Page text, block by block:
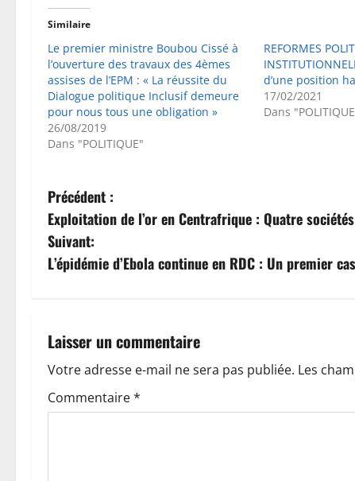
Similaire
Le premier ministre Boubou Cissé à
l’ouverture des travaux des 4èmes
assises de l’EPM : « La réussite du
Dialogue politique Inclusif demeure
pour nous tous une obligation »
26/08/2019
Dans "POLITIQUE"
REFORMES
d’une position
17/02/2021
Dans
N
a
v
g
a
t
Précédent :
Exploitation de l’or en Centrafrique : Quatre
Suivant:
L’épidémie d’Ebola continue en RDC : Un premier
Laisser un commentaire
Votre adresse e-mail ne sera pas publiée. Les
Commentaire*